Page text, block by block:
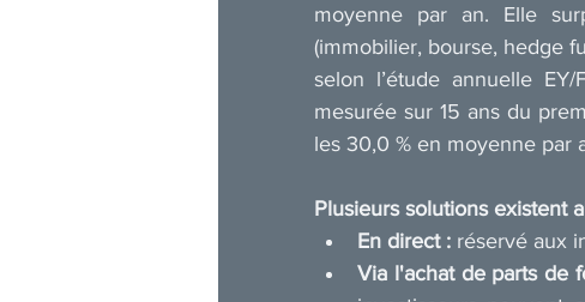
moyenne par an. Elle
(immobilier, bourse, hedge
selon l’étude annuelle
mesurée sur 15 ans du
les 30,0 % en moyenne par
Plusieurs solutions existent
En direct : réservé aux
Via l'achat de parts de